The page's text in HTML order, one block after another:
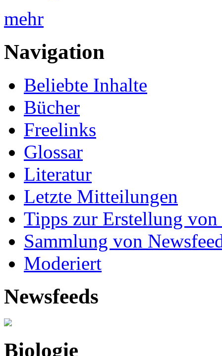
mehr
Navigation
Beliebte Inhalte
Bücher
Freelinks
Glossar
Literatur
Letzte Mitteilungen
Tipps zur Erstellung
Sammlung von
Moderiert
Newsfeeds
Biologie